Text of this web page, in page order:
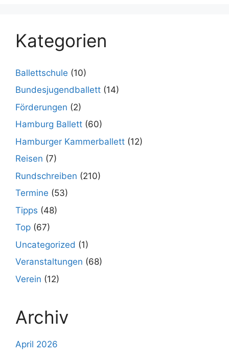
Kategorien
Ballettschule (10)
Bundesjugendballett (14)
Förderungen (2)
Hamburg Ballett (60)
Hamburger Kammerballett (12)
Reisen (7)
Rundschreiben (210)
Termine (53)
Tipps (48)
Top (67)
Uncategorized (1)
Veranstaltungen (68)
Verein (12)
Archiv
April 2026